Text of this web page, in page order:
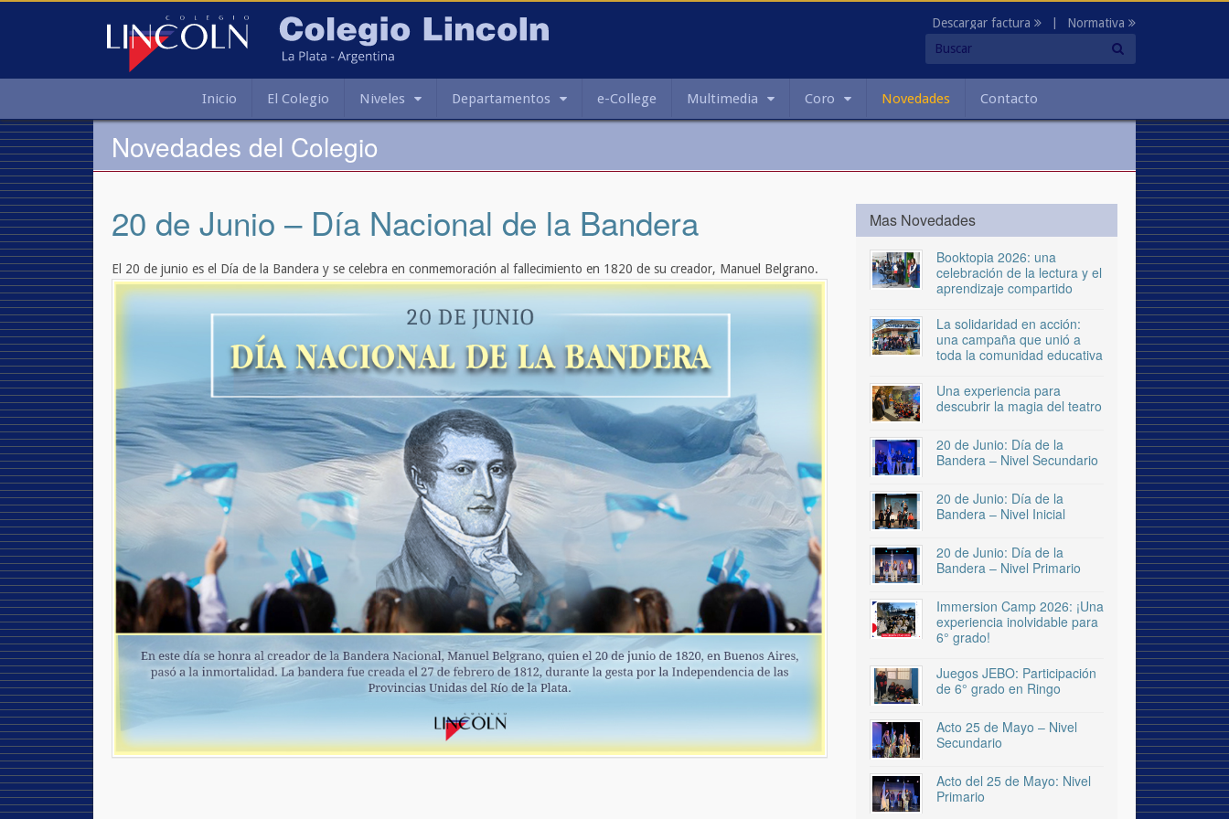
Normativa
Descargar factura
Inicio El Colegio Niveles Departamentos e-College Multimedia Coro Novedades Contacto
Novedades del Colegio
20 de Junio – Día Nacional de la Bandera
El 20 de junio es el Día de la Bandera y se celebra en conmemoración al fallecimiento en 1820 de su creador, Manuel Belgrano.
Mas Novedades
Booktopia 2026: una
celebración de la lectura y el
aprendizaje compartido
La solidaridad en acción:
una campaña que unió a
toda la comunidad educativa
Una experiencia para
descubrir la magia del teatro
20 de Junio: Día de la
Bandera – Nivel Secundario
20 de Junio: Día de la
Bandera – Nivel Inicial
20 de Junio: Día de la
Bandera – Nivel Primario
Immersion Camp 2026: ¡Una
experiencia inolvidable para
6° grado!
Juegos JEBO: Participación
de 6° grado en Ringo
Acto 25 de Mayo – Nivel
Secundario
Acto del 25 de Mayo: Nivel
Primario